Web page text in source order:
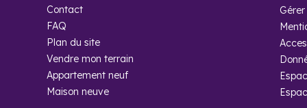
Foire
Contact
FAQ
Plan du site
Vendre mon terrain
Appartement neuf
Maison neuve
Gérer